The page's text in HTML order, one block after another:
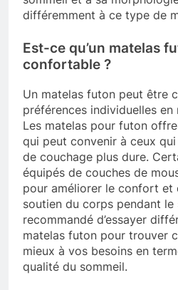
différemment à ce type de
Est-ce qu’un matelas
confortable ?
Un matelas futon peut être
préférences individuelles en
Les matelas pour futon
qui peut convenir à ceux
de couchage plus dure.
équipés de couches de
pour améliorer le confort et
soutien du corps pendant le
recommandé d’essayer
matelas futon pour trouver
mieux à vos besoins en
qualité du sommeil.